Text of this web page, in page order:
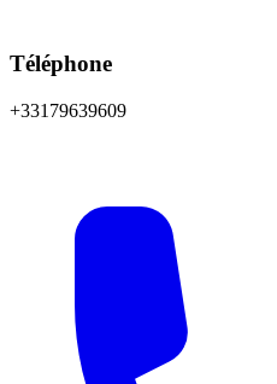
Téléphone
+33179639609